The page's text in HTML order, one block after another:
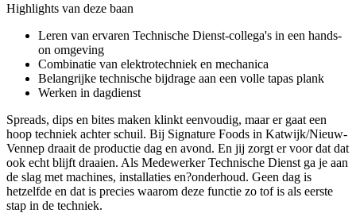
Highlights van deze baan
Leren van ervaren Technische Dienst-collega's in een hands-
on omgeving
Combinatie van elektrotechniek en mechanica
Belangrijke technische bijdrage aan een volle tapas plank
Werken in dagdienst
Spreads, dips en bites maken klinkt eenvoudig, maar er gaat een
hoop techniek achter schuil. Bij Signature Foods in Katwijk/Nieuw-
Vennep draait de productie dag en avond. En jij zorgt er voor dat dat
ook echt blijft draaien. Als Medewerker Technische Dienst ga je aan
de slag met machines, installaties en?onderhoud. Geen dag is
hetzelfde en dat is precies waarom deze functie zo tof is als eerste
stap in de techniek.